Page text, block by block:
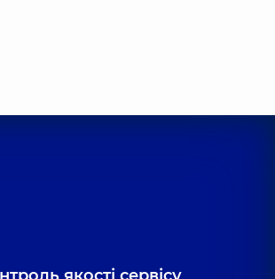
років досвіду